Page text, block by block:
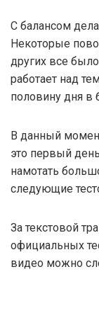
С балансом
Некоторые
других все
работает над
половину дня в
В данный
это первый
намотать
следующие
За текстовой
официальных
видео можно